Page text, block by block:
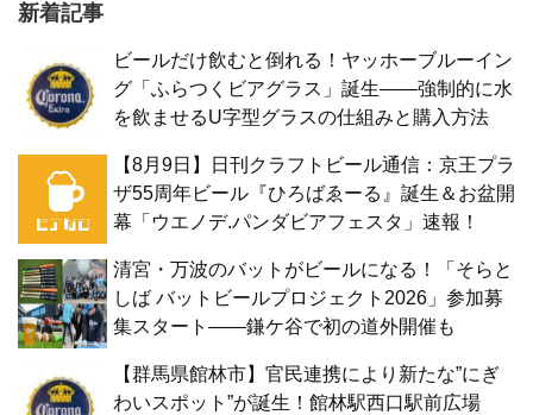
新着記事
ビールだけ飲むと倒れる！ヤッホーブルーイン
グ「ふらつくビアグラス」誕生——強制的に水
を飲ませるU字型グラスの仕組みと購入方法
【8月9日】日刊クラフトビール通信：京王プラ
ザ55周年ビール『ひろばゑーる』誕生＆お盆開
幕「ウエノデ.パンダビアフェスタ」速報！
清宮・万波のバットがビールになる！「そらと
しば バットビールプロジェクト2026」参加募
集スタート——鎌ケ谷で初の道外開催も
【群馬県館林市】官民連携により新たな”にぎ
わいスポット”が誕生！館林駅西口駅前広場